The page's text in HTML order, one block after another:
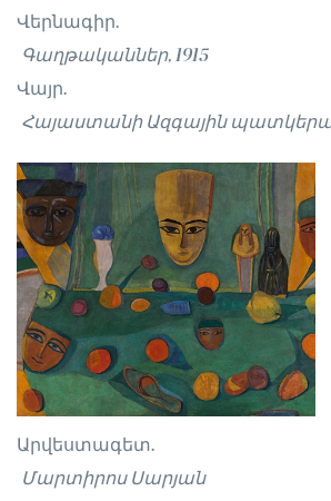
Վերնագիր.
Գաղթականներ, 1915
Վայր.
Հայաստանի Ազգային
Արվեստագետ.
Մարտիրոս Սարյան